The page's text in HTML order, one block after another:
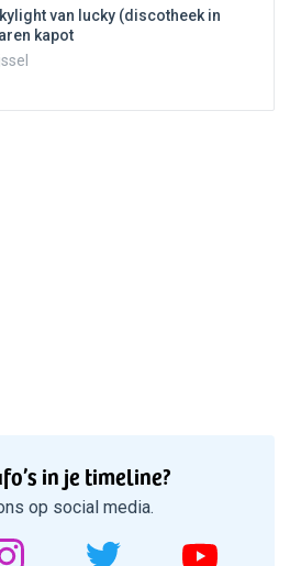
van lucky (discotheek in
kapot
in je timeline?
op social media.